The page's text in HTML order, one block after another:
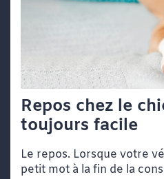
Repos chez le
toujours facile
Le repos. Lorsque votre
petit mot à la fin de la